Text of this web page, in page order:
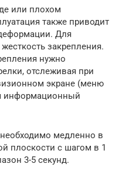
или плохом
также приводит
Для
закрепления.
нужно
отслеживая при
экране (меню
информационный
медленно в
плоскости с шагом в 1
3-5 секунд.